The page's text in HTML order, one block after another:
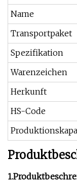
Name
Transportpaket
Spezifikation
Warenzeichen
Herkunft
HS-Code